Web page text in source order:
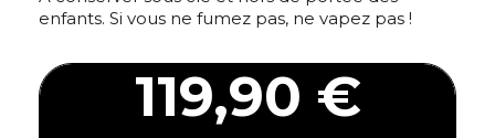
enfants. Si vous ne fumez pas, ne vapez pas !
119,90 €